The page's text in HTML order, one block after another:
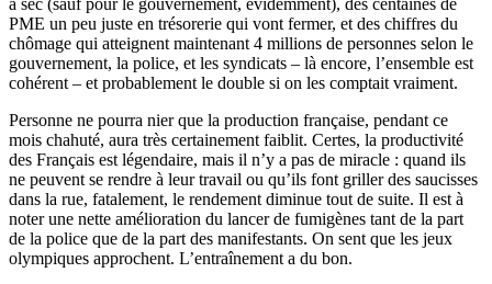
PME un peu juste en trésorerie qui vont fermer, et des chiffres du
chômage qui atteignent maintenant 4 millions de personnes selon le
gouvernement, la police, et les syndicats – là encore, l’ensemble est
cohérent – et probablement le double si on les comptait vraiment.
Personne ne pourra nier que la production française, pendant ce
mois chahuté, aura très certainement faiblit. Certes, la productivité
des Français est légendaire, mais il n’y a pas de miracle : quand ils
ne peuvent se rendre à leur travail ou qu’ils font griller des saucisses
dans la rue, fatalement, le rendement diminue tout de suite. Il est à
noter une nette amélioration du lancer de fumigènes tant de la part
de la police que de la part des manifestants. On sent que les jeux
olympiques approchent. L’entraînement a du bon.